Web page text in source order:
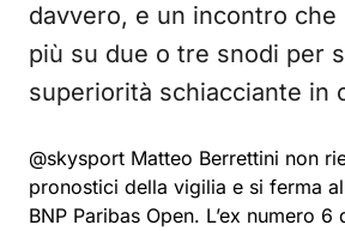
davvero, e un incontro che
più su due o tre snodi per
superiorità schiacciante in
@skysport Matteo Berrettini non
pronostici della vigilia e si ferma
BNP Paribas Open. L’ex numero